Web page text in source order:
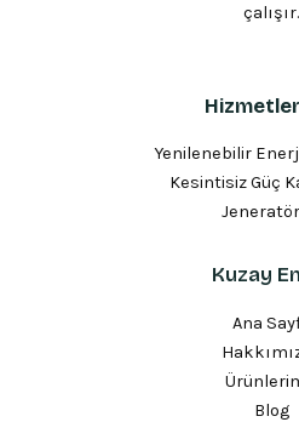
çalışır.
Yenilenebilir
Kesintisiz Güç
Kuzay
Ana
Blog